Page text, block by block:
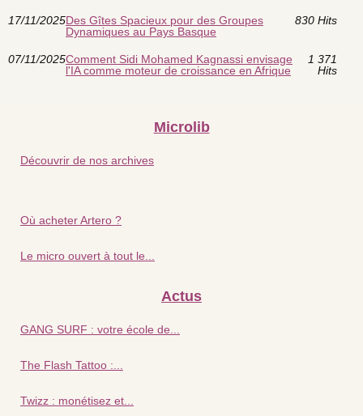
17/11/2025Des Gîtes Spacieux pour des Groupes
Dynamiques au Pays Basque
830 Hits
07/11/2025Comment Sidi Mohamed Kagnassi envisage
l'IA comme moteur de croissance en Afrique
1 371
Hits
Microlib
Découvrir de nos archives
Où acheter Artero ?
Le micro ouvert à tout le...
Actus
GANG SURF : votre école de...
The Flash Tattoo :...
Twizz : monétisez et...